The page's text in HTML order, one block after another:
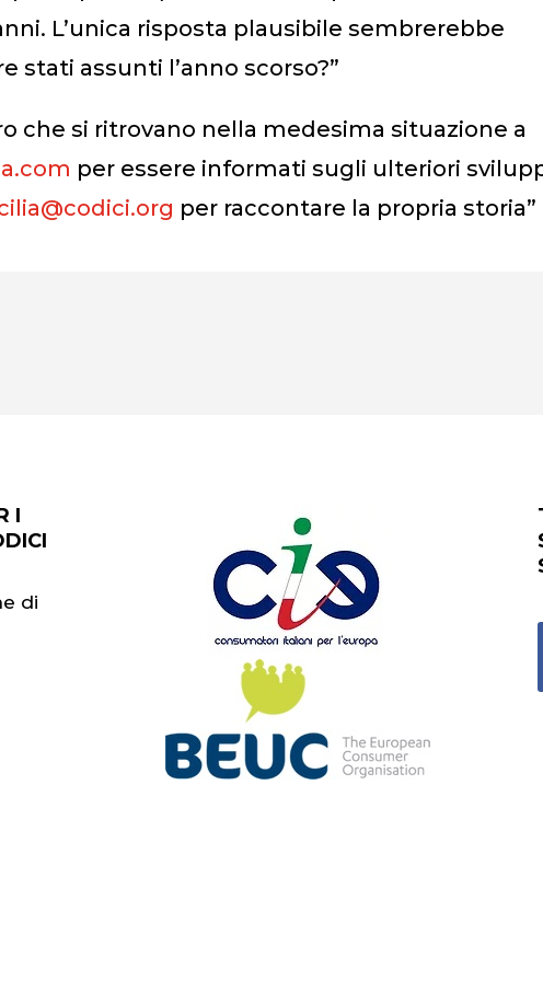
L’unica risposta plausibile sembrerebbe
stati assunti l’anno scorso?”
che si ritrovano nella medesima situazione a
per essere informati sugli ulteriori
per raccontare la propria storia”
I
di